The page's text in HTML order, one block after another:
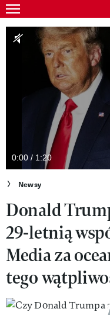
Skip
to
main
Gwiazdy
Kultura
Wideo
Nasze akcje
VIVA!ART
VIVA!MODA
VIVA!LIFESTYLE
VIVA!MAN
0:00 / 1:20
Newsy
Donald
29-letnią
Media za
tego